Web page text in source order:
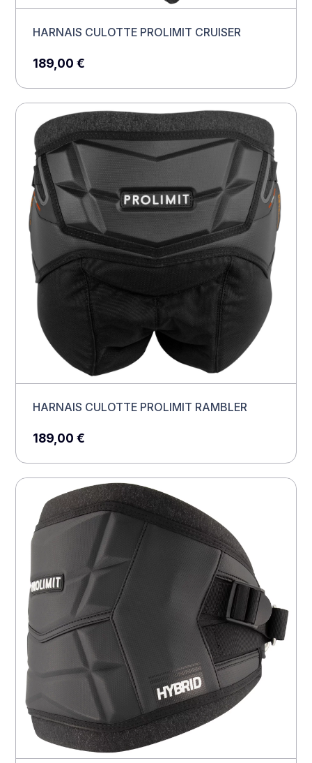
HARNAIS CULOTTE PROLIMIT CRUISER
189,00€
HARNAIS CULOTTE PROLIMIT RAMBLER
189,00€